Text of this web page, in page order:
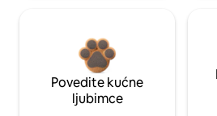
Povedite kućne
ljubimce